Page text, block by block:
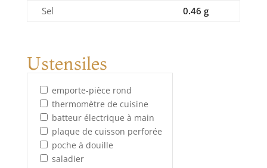
Sel
0.46 g
Ustensiles
emporte-pièce rond
thermomètre de cuisine
batteur électrique à main
plaque de cuisson perforée
poche à douille
saladier